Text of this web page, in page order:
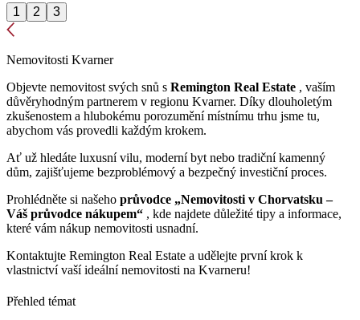
1 2 3
Nemovitosti Kvarner
Objevte nemovitost svých snů s Remington Real Estate , vaším
důvěryhodným partnerem v regionu Kvarner. Díky dlouholetým
zkušenostem a hlubokému porozumění místnímu trhu jsme tu,
abychom vás provedli každým krokem.
Ať už hledáte luxusní vilu, moderní byt nebo tradiční kamenný
dům, zajišťujeme bezproblémový a bezpečný investiční proces.
Prohlédněte si našeho průvodce „Nemovitosti v Chorvatsku –
Váš průvodce nákupem“ , kde najdete důležité tipy a informace,
které vám nákup nemovitosti usnadní.
Kontaktujte Remington Real Estate a udělejte první krok k
vlastnictví vaší ideální nemovitosti na Kvarneru!
Přehled témat